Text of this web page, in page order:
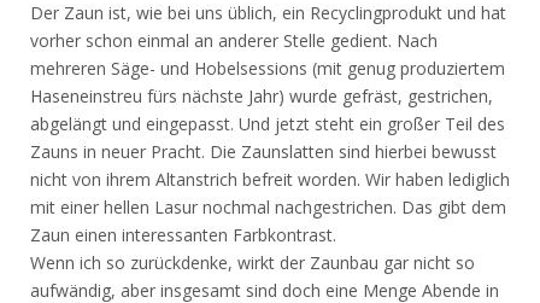
Der Zaun ist, wie bei uns üblich, ein Recyclingprodukt und hat
vorher schon einmal an anderer Stelle gedient. Nach
mehreren Säge- und Hobelsessions (mit genug produziertem
Haseneinstreu fürs nächste Jahr) wurde gefräst, gestrichen,
abgelängt und eingepasst. Und jetzt steht ein großer Teil des
Zauns in neuer Pracht. Die Zaunslatten sind hierbei bewusst
nicht von ihrem Altanstrich befreit worden. Wir haben lediglich
mit einer hellen Lasur nochmal nachgestrichen. Das gibt dem
Zaun einen interessanten Farbkontrast.
Wenn ich so zurückdenke, wirkt der Zaunbau gar nicht so
aufwändig, aber insgesamt sind doch eine Menge Abende in